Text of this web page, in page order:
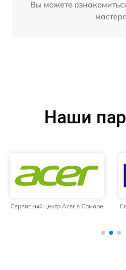
Вы можете
Наши
Сервисный центр Acer в Самаре